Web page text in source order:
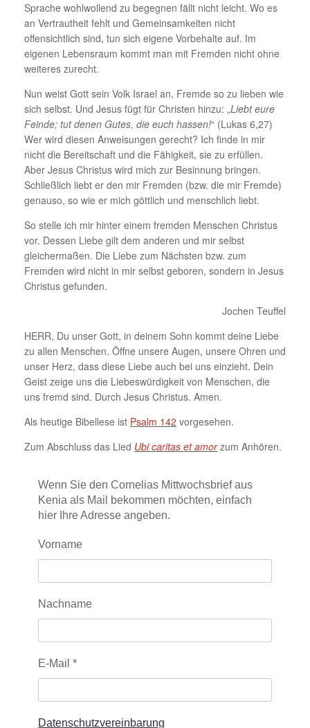
Sprache wohlwollend zu begegnen fällt nicht leicht. Wo es
an Vertrautheit fehlt und Gemeinsamkeiten nicht
offensichtlich sind, tun sich eigene Vorbehalte auf. Im
eigenen Lebensraum kommt man mit Fremden nicht ohne
weiteres zurecht.
Nun weist Gott sein Volk Israel an, Fremde so zu lieben wie
sich selbst. Und Jesus fügt für Christen hinzu: „Liebt eure
Feinde; tut denen Gutes, die euch hassen!“ (Lukas 6,27)
Wer wird diesen Anweisungen gerecht? Ich finde in mir
nicht die Bereitschaft und die Fähigkeit, sie zu erfüllen.
Aber Jesus Christus wird mich zur Besinnung bringen.
Schließlich liebt er den mir Fremden (bzw. die mir Fremde)
genauso, so wie er mich göttlich und menschlich liebt.
So stelle ich mir hinter einem fremden Menschen Christus
vor. Dessen Liebe gilt dem anderen und mir selbst
gleichermaßen. Die Liebe zum Nächsten bzw. zum
Fremden wird nicht in mir selbst geboren, sondern in Jesus
Christus gefunden.
Jochen Teuffel
HERR, Du unser Gott, in deinem Sohn kommt deine Liebe
zu allen Menschen. Öffne unsere Augen, unsere Ohren und
unser Herz, dass diese Liebe auch bei uns einzieht. Dein
Geist zeige uns die Liebeswürdigkeit von Menschen, die
uns fremd sind. Durch Jesus Christus. Amen.
Als heutige Bibellese ist Psalm 142 vorgesehen.
Zum Abschluss das Lied Ubi caritas et amorzum Anhören.
Wenn Sie den Cornelias Mittwochsbrief aus
Kenia als Mail bekommen möchten, einfach
hier Ihre Adresse angeben.
Vorname
Nachname
E-Mail *
Datenschutzvereinbarung